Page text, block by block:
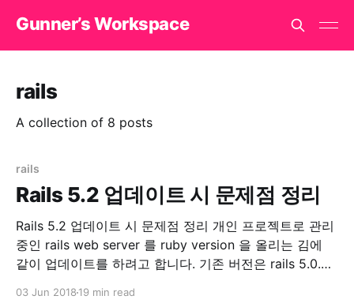
Gunner’s Workspace
rails
A collection of 8 posts
rails
Rails 5.2 업데이트 시 문제점 정리
Rails 5.2 업데이트 시 문제점 정리 개인 프로젝트로 관리
중인 rails web server 를 ruby version 을 올리는 김에
같이 업데이트를 하려고 합니다. 기존 버전은 rails 5.0.3
03 Jun 2018 19 min read